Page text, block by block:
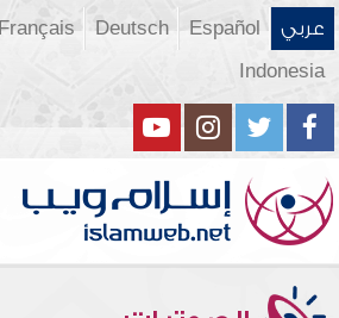
عربي Español
Deutsch
Français
Indonesia